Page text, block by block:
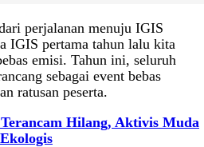
perjalanan menuju IGIS
IGIS pertama tahun lalu kita
emisi. Tahun ini, seluruh
sebagai event bebas
ratusan peserta.
Hilang, Aktivis Muda